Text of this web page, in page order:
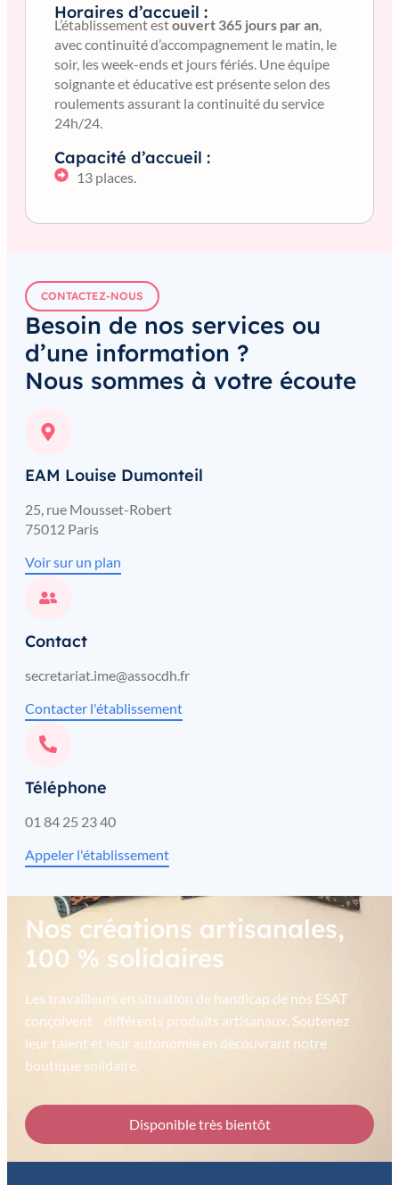
Horaires d’accueil :
L’établissement estouvert 365 jours par an,
avec continuité d’accompagnement le matin, le
soir, les week-ends et jours fériés. Une équipe
soignante et éducative est présente selon des
roulements assurant la continuité du service
24h/24.
Capacité d’accueil :
13 places.
CONTACTEZ-NOUS
Besoin de nos services ou
d’une information ?
Nous sommes à votre écoute
EAM Louise Dumonteil
25, rue Mousset-Robert
75012 Paris
Voir sur un plan
Contact
secretariat.ime@assocdh.fr
Contacter l'établissement
Téléphone
01 84 25 23 40
Appeler l'établissement
Nos créations artisanales,
100 % solidaires
Les travailleurs en situation de handicap de nos ESAT
conçoivent différents produits artisanaux. Soutenez
leur talent et leur autonomie en découvrant notre
boutique solidaire.
Disponible très bientôt